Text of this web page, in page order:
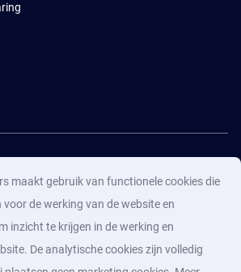
maakt gebruik van functionele cookies die
de werking van de website en
inzicht te krijgen in de werking en
De analytische cookies zijn volledig